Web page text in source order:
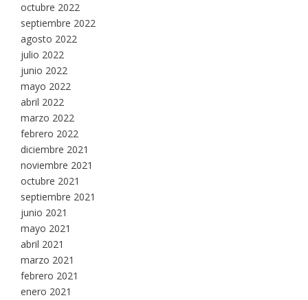
octubre 2022
septiembre 2022
agosto 2022
julio 2022
junio 2022
mayo 2022
abril 2022
marzo 2022
febrero 2022
diciembre 2021
noviembre 2021
octubre 2021
septiembre 2021
junio 2021
mayo 2021
abril 2021
marzo 2021
febrero 2021
enero 2021